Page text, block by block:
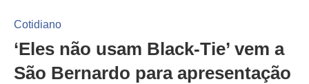
Cotidiano
‘Eles não usam Black-Tie’ vem a
São Bernardo para apresentação